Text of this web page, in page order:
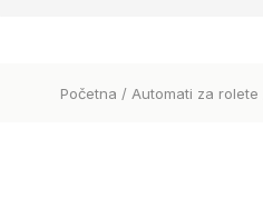
Početna / Automati za rolete